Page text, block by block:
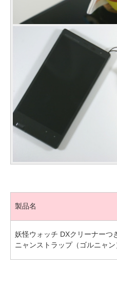
製品名
妖怪ウォッチ DXクリーナーつ
ニャンストラップ（ゴルニャン